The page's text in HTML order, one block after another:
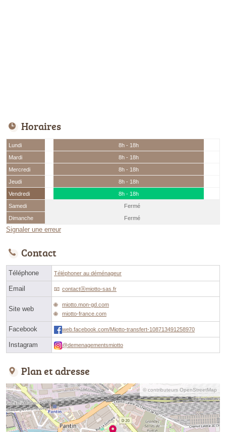
Horaires
Lundi
8h - 18h
Mardi
8h - 18h
Mercredi
8h - 18h
Jeudi
8h - 18h
Vendredi
8h - 18h
Samedi
Fermé
Dimanche
Fermé
Signaler une erreur
Contact
Téléphone Téléphoner au déménageur
Email contactⓐmiotto-sas.fr
Site web
miotto.mon-gd.com
miotto-france.com
Facebook web.facebook.com/Miotto-transfert-108713491258970
Instagram @demenagementsmiotto
Plan et adresse
© contributeurs OpenStreetMap